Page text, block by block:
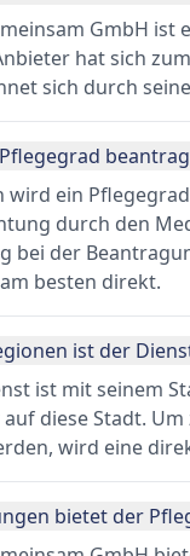
GmbH ist
hat sich
sich durch
wird ein
durch den
bei der
besten direkt.
ist der
ist mit seinem
diese Stadt.
wird eine
bietet der